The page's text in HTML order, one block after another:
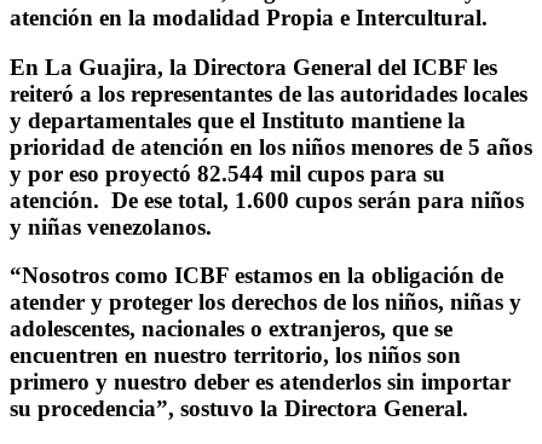
atención en la modalidad Propia e Intercultural.
En La Guajira, la Directora General del ICBF les
reiteró a los representantes de las autoridades locales
y departamentales que el Instituto mantiene la
prioridad de atención en los niños menores de 5 años
y por eso proyectó 82.544 mil cupos para su
atención. De ese total, 1.600 cupos serán para niños
y niñas venezolanos.
“Nosotros como ICBF estamos en la obligación de
atender y proteger los derechos de los niños, niñas y
adolescentes, nacionales o extranjeros, que se
encuentren en nuestro territorio, los niños son
primero y nuestro deber es atenderlos sin importar
su procedencia”, sostuvo la Directora General.